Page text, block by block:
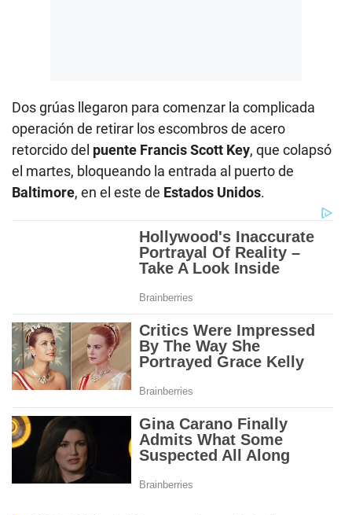
Dos grúas llegaron para comenzar la complicada
operación de retirar los escombros de acero
retorcido del puente Francis Scott Key, que colapsó
el martes, bloqueando la entrada al puerto de
Baltimore, en el este de Estados Unidos.